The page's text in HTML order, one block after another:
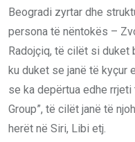
Beogradi zyrtar dhe
persona të nëntokës –
Radojçiq, të cilët si
ku duket se janë të kyçur
se ka depërtua edhe
Group”, të cilët janë të
herët në Siri, Libi etj.